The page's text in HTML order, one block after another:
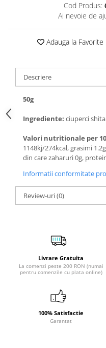
Cod Produs:
Ai nevoie de
Adauga la Favorite
Descriere
50g
Ingrediente: ciuperci
Valori nutritionale per
1148kj/274kcal, grasimi
din care zaharuri 0g,
Informatii conformitate
Review-uri(0)
Livrare Gratuita
La comenzi peste 200 RON (numai
pentru comenzile cu plata online)
100% Satisfactie
Garantat